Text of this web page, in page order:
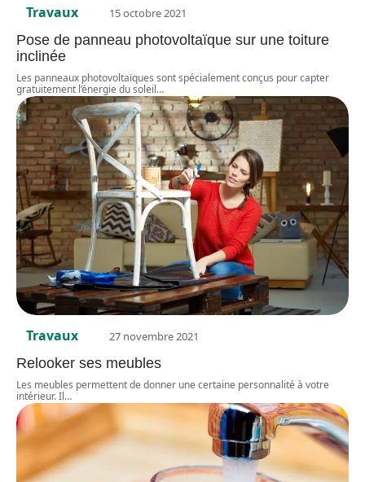
Travaux 15 octobre 2021
Pose de panneau photovoltaïque sur une toiture
inclinée
Les panneaux photovoltaïques sont spécialement conçus pour capter
gratuitement l’énergie du soleil…
Travaux 27 novembre 2021
Relooker ses meubles
Les meubles permettent de donner une certaine personnalité à votre
intérieur. Il…